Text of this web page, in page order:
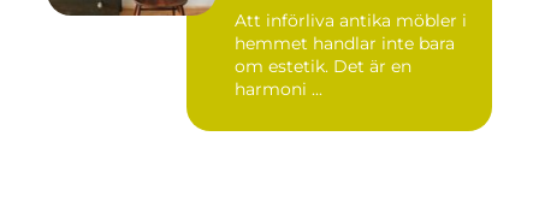
Att införliva antika möbler i
hemmet handlar inte bara
om estetik. Det är en
harmoni ...